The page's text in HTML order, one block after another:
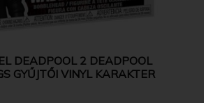
DEADPOOL 2 DEADPOOL
GYŰJTŐI VINYL KARAKTER